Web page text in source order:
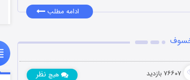
ادامه مطلب
۷۶۶۰۷ بازدید هیچ نظر